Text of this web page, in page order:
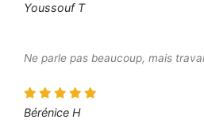
Youssouf T
Ne parle pas beaucoup, mais
Bérénice H